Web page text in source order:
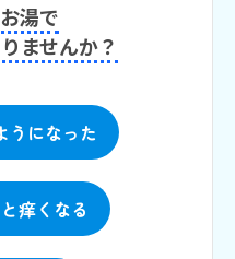
湯で
ませんか？
うになった
痒くなる